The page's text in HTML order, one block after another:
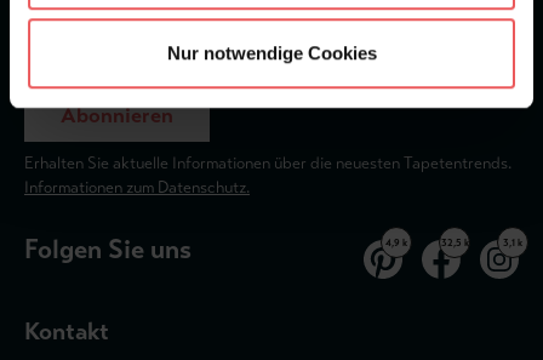
Nur notwendige Cookies
Abonnieren
Erhalten Sie aktuelle Informationen über die neuesten Tapetentrends.
Informationen zum Datenschutz.
Folgen Sie uns 4,9 k 32,5 k 3,1 k
Kontakt